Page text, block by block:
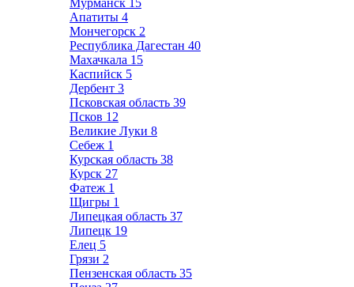
Мурманск 15
Апатиты 4
Мончегорск 2
Республика Дагестан 40
Махачкала 15
Каспийск 5
Дербент 3
Псковская область 39
Псков 12
Великие Луки 8
Себеж 1
Курская область 38
Курск 27
Фатеж 1
Щигры 1
Липецкая область 37
Липецк 19
Елец 5
Грязи 2
Пензенская область 35